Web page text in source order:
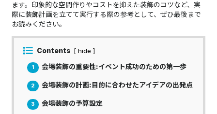
ます。印象的な空間作りやコストを抑えた装飾のコツなど、実
際に装飾計画を立てて実行する際の参考として、ぜひ最後まで
お読みください。
Contents [ hide ]
1 会場装飾の重要性:イベント成功のための第一歩
2 会場装飾の計画:目的に合わせたアイデアの出発点
3 会場装飾の予算設定